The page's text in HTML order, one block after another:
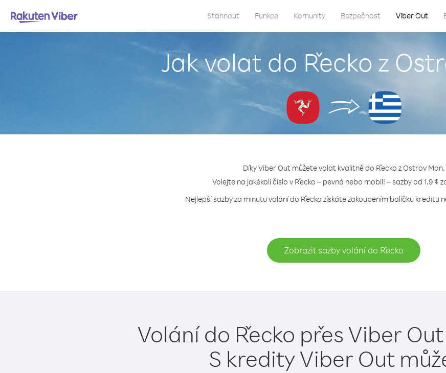
Stáhnout Funkce Komunity Bezpečnost Viber Out
Jak volat do Řecko z
Díky Viber Out můžete volat kvalitně do Řecko z Ostrov Man.
Volejte na jakékoli číslo v Řecko – pevná nebo mobil! – sazby od 1.9 ¢
Nejlepší sazby za minutu volání do Řecko získáte zakoupením balíčku kreditu
Zobrazit sazby volání do Řecko
Volání do Řecko přes Viber
S kredity Viber Out